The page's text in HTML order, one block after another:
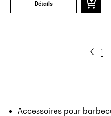
Détails
1
Accessoires pour